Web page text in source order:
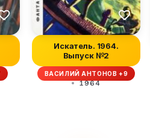
Искатель. 1964.
Выпуск №2
ВАСИЛИЙ АНТОНОВ +9
1964